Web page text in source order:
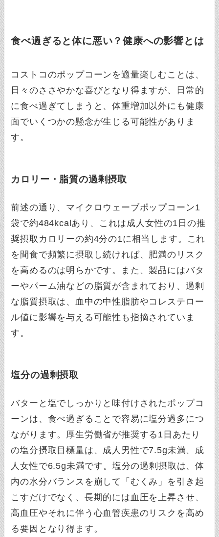
食べ過ぎると体に悪い？健康への影響とは
コストコのポップコーンを適量楽しむことは、
日々のささやかな喜びとなり得ますが、日常的
に食べ過ぎてしまうと、体重増加以外にも健康
面でいくつかの懸念が生じる可能性がありま
す。
カロリー・脂質の過剰摂取
前述の通り、マイクロウェーブポップコーン1
袋で約484kcalあり、これは成人女性の1日の推
奨摂取カロリーの約4分の1に相当します。これ
を間食で頻繁に摂取し続ければ、肥満のリスク
を高めるのは明らかです。また、製品にはバタ
ーやパーム油などの脂質が含まれており、過剰
な脂質摂取は、血中の中性脂肪やコレステロー
ル値に影響を与える可能性も指摘されていま
す。
塩分の過剰摂取
バターと塩でしっかりと味付けされたポップコ
ーンは、食べ過ぎることで容易に塩分過多につ
ながります。厚生労働省が推奨する1日あたり
の塩分摂取目標量は、成人男性で7.5g未満、成
人女性で6.5g未満です。塩分の過剰摂取は、体
内の水分バランスを崩して「むくみ」を引き起
こすだけでなく、長期的には血圧を上昇させ、
高血圧やそれに伴う心血管疾患のリスクを高め
る要因となり得ます。